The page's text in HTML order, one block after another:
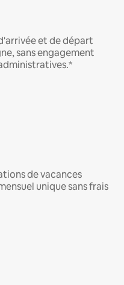
et de départ
sans engagement
de vacances
unique sans frais